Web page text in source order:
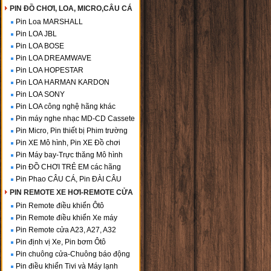
PIN ĐỒ CHƠI, LOA, MICRO,CÂU CÁ
Pin Loa MARSHALL
Pin LOA JBL
Pin LOA BOSE
Pin LOA DREAMWAVE
Pin LOA HOPESTAR
Pin LOA HARMAN KARDON
Pin LOA SONY
Pin LOA công nghệ hãng khác
Pin máy nghe nhạc MD-CD Cassete
Pin Micro, Pin thiết bị Phim trường
Pin XE Mô hình, Pin XE Đồ chơi
Pin Máy bay-Trực thăng Mô hình
Pin ĐỒ CHƠI TRẺ EM các hãng
Pin Phao CÂU CÁ, Pin ĐÀI CÂU
PIN REMOTE XE HƠI-REMOTE CỬA
Pin Remote điều khiển Ôtô
Pin Remote điều khiển Xe máy
Pin Remote cửa A23, A27, A32
Pin định vị Xe, Pin bơm Ôtô
Pin chuông cửa-Chuông báo động
Pin điều khiển Tivi và Máy lạnh